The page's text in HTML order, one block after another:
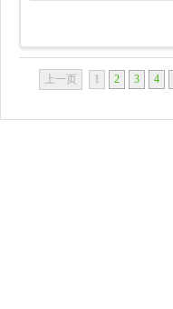
上一页 1 2 3 4